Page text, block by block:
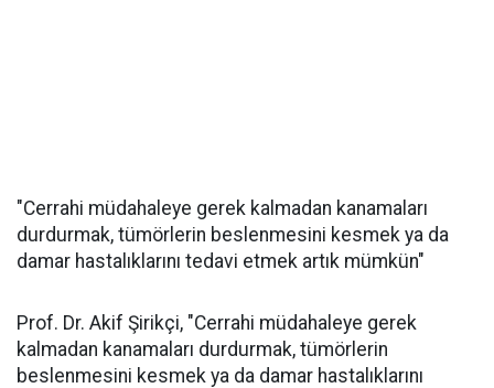
"Cerrahi müdahaleye gerek kalmadan kanamaları
durdurmak, tümörlerin beslenmesini kesmek ya da
damar hastalıklarını tedavi etmek artık mümkün"
Prof. Dr. Akif Şirikçi, "Cerrahi müdahaleye gerek
kalmadan kanamaları durdurmak, tümörlerin
beslenmesini kesmek ya da damar hastalıklarını